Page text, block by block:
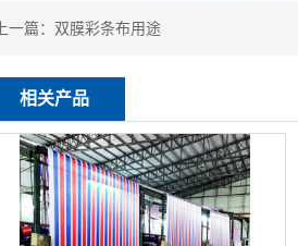
上一篇： 双膜彩条布用途
相关产品